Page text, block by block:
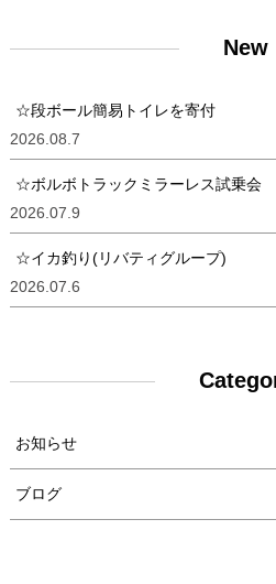
New
☆段ボール簡易トイレを寄付
2026.08.7
☆ボルボトラックミラーレス試乗会
2026.07.9
☆イカ釣り(リバティグループ)
2026.07.6
お知らせ
ブログ